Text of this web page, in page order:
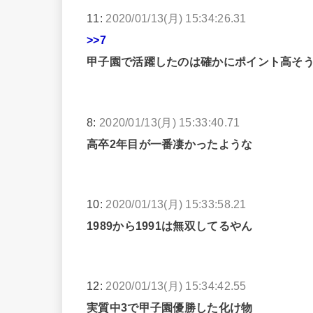
11: 2020/01/13(月) 15:34:26.31
>>7
甲子園で活躍したのは確かにポイント高そ
8: 2020/01/13(月) 15:33:40.71
高卒2年目が一番凄かったような
10: 2020/01/13(月) 15:33:58.21
1989から1991は無双してるやん
12: 2020/01/13(月) 15:34:42.55
実質中3で甲子園優勝した化け物